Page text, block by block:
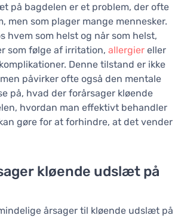
på bagdelen er et problem, der ofte
men som plager mange mennesker.
hvem som helst og når som helst,
som følge af irritation, allergier eller
Denne tilstand er ikke
påvirker ofte også den mentale
på, hvad der forårsager kløende
hvordan man effektivt behandler
gøre for at forhindre, at det vender
kløende udslæt på
årsager til kløende udslæt på